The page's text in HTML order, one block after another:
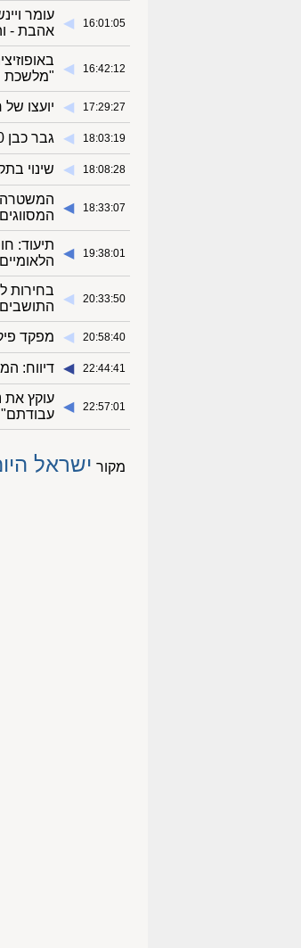
16:01:05
◀︎
עומר
אהבת -
16:42:12
◀︎
"מלשכת
17:29:27
◀︎ יועצו
18:03:19
◀︎ גבר כבן 20 נורה למוות בבאקה אל-גרבייה, המשטרה חוקרת את הרקע לאירוע
18:08:28
◀︎ שינוי
18:33:07
◀︎
המשטרה
המסווגים
19:38:01
◀︎
תיעוד:
20:33:50
◀︎
בחירות
התושבים
20:58:40
◀︎ מפקד
22:44:41
◀︎ דיווח:
22:57:01
◀︎
עוקץ את
עבודתם"
מקור ישראל